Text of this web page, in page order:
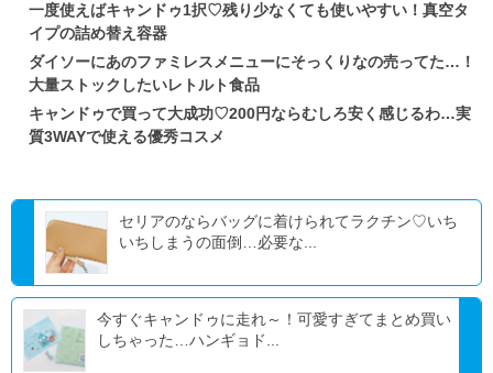
一度使えばキャンドゥ1択♡残り少なくても使いやすい！真空タ
イプの詰め替え容器
ダイソーにあのファミレスメニューにそっくりなの売ってた…！
大量ストックしたいレトルト食品
キャンドゥで買って大成功♡200円ならむしろ安く感じるわ…実
質3WAYで使える優秀コスメ
セリアのならバッグに着けられてラクチン♡いち
いちしまうの面倒…必要な...
今すぐキャンドゥに走れ～！可愛すぎてまとめ買い
しちゃった…ハンギョド...